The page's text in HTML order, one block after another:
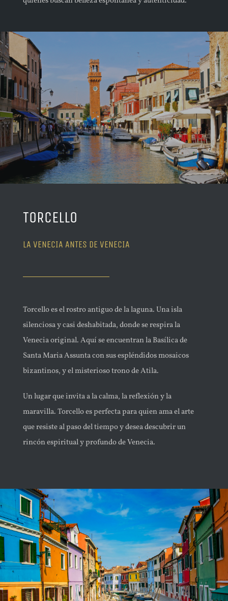
TORCELLO
LA VENECIA ANTES DE VENECIA
Torcello es el rostro antiguo de la laguna. Una isla
silenciosa y casi deshabitada, donde se respira la
Venecia original. Aquí se encuentran la Basílica de
Santa Maria Assunta con sus espléndidos mosaicos
bizantinos, y el misterioso trono de Atila.
Un lugar que invita a la calma, la reflexión y la
maravilla. Torcello es perfecta para quien ama el arte
que resiste al paso del tiempo y desea descubrir un
rincón espiritual y profundo de Venecia.